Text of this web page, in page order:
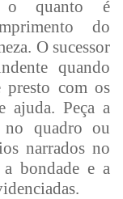
o quanto é
do
O sucessor
quando
presto com os
ajuda. Peça a
no quadro ou
narrados no
bondade e a